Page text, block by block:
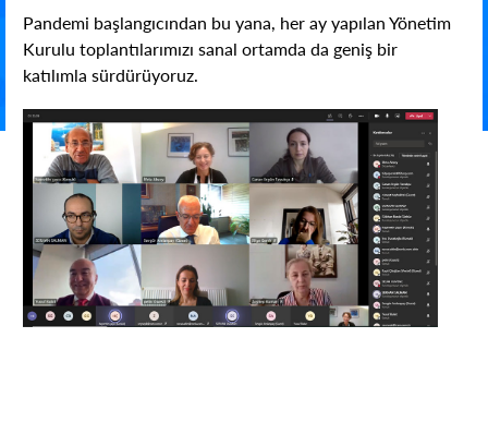
Pandemi başlangıcından bu yana, her ay yapılan Yönetim
Kurulu toplantılarımızı sanal ortamda da geniş bir
katılımla sürdürüyoruz.